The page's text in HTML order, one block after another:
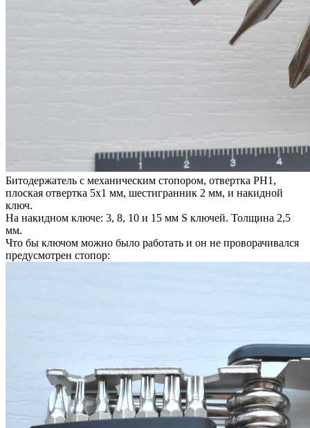
Битодержатель с механическим стопором, отвертка PH1,
плоская отвертка 5х1 мм, шестигранник 2 мм, и накидной
ключ.
На накидном ключе: 3, 8, 10 и 15 мм S ключей. Толщина 2,5
мм.
Что бы ключом можно было работать и он не проворачивался
предусмотрен стопор: